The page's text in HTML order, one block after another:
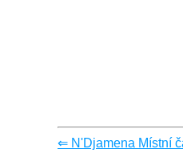
⇐ N'Djamena Místní